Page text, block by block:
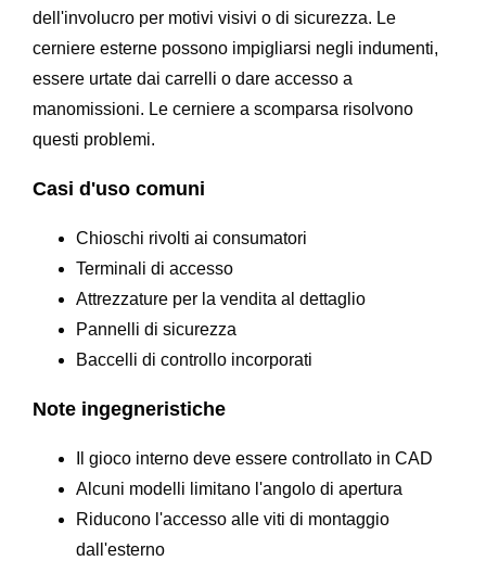
dell'involucro per motivi visivi o di sicurezza. Le
cerniere esterne possono impigliarsi negli indumenti,
essere urtate dai carrelli o dare accesso a
manomissioni. Le cerniere a scomparsa risolvono
questi problemi.
Casi d'uso comuni
Chioschi rivolti ai consumatori
Terminali di accesso
Attrezzature per la vendita al dettaglio
Pannelli di sicurezza
Baccelli di controllo incorporati
Note ingegneristiche
Il gioco interno deve essere controllato in CAD
Alcuni modelli limitano l'angolo di apertura
Riducono l'accesso alle viti di montaggio
dall'esterno